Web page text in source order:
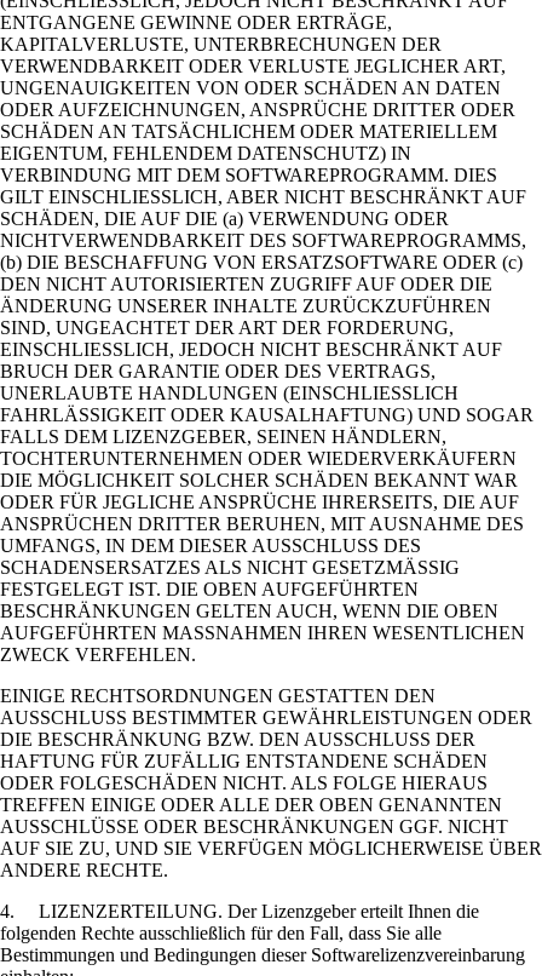
ENTGANGENE GEWINNE ODER ERTRÄGE,
KAPITALVERLUSTE, UNTERBRECHUNGEN DER
VERWENDBARKEIT ODER VERLUSTE JEGLICHER ART,
UNGENAUIGKEITEN VON ODER SCHÄDEN AN DATEN
ODER AUFZEICHNUNGEN, ANSPRÜCHE DRITTER ODER
SCHÄDEN AN TATSÄCHLICHEM ODER MATERIELLEM
EIGENTUM, FEHLENDEM DATENSCHUTZ) IN
VERBINDUNG MIT DEM SOFTWAREPROGRAMM. DIES
GILT EINSCHLIESSLICH, ABER NICHT BESCHRÄNKT AUF
SCHÄDEN, DIE AUF DIE (a) VERWENDUNG ODER
NICHTVERWENDBARKEIT DES SOFTWAREPROGRAMMS,
(b) DIE BESCHAFFUNG VON ERSATZSOFTWARE ODER (c)
DEN NICHT AUTORISIERTEN ZUGRIFF AUF ODER DIE
ÄNDERUNG UNSERER INHALTE ZURÜCKZUFÜHREN
SIND, UNGEACHTET DER ART DER FORDERUNG,
EINSCHLIESSLICH, JEDOCH NICHT BESCHRÄNKT AUF
BRUCH DER GARANTIE ODER DES VERTRAGS,
UNERLAUBTE HANDLUNGEN (EINSCHLIESSLICH
FAHRLÄSSIGKEIT ODER KAUSALHAFTUNG) UND SOGAR
FALLS DEM LIZENZGEBER, SEINEN HÄNDLERN,
TOCHTERUNTERNEHMEN ODER WIEDERVERKÄUFERN
DIE MÖGLICHKEIT SOLCHER SCHÄDEN BEKANNT WAR
ODER FÜR JEGLICHE ANSPRÜCHE IHRERSEITS, DIE AUF
ANSPRÜCHEN DRITTER BERUHEN, MIT AUSNAHME DES
UMFANGS, IN DEM DIESER AUSSCHLUSS DES
SCHADENSERSATZES ALS NICHT GESETZMÄSSIG
FESTGELEGT IST. DIE OBEN AUFGEFÜHRTEN
BESCHRÄNKUNGEN GELTEN AUCH, WENN DIE OBEN
AUFGEFÜHRTEN MASSNAHMEN IHREN WESENTLICHEN
ZWECK VERFEHLEN.
EINIGE RECHTSORDNUNGEN GESTATTEN DEN
AUSSCHLUSS BESTIMMTER GEWÄHRLEISTUNGEN ODER
DIE BESCHRÄNKUNG BZW. DEN AUSSCHLUSS DER
HAFTUNG FÜR ZUFÄLLIG ENTSTANDENE SCHÄDEN
ODER FOLGESCHÄDEN NICHT. ALS FOLGE HIERAUS
TREFFEN EINIGE ODER ALLE DER OBEN GENANNTEN
AUSSCHLÜSSE ODER BESCHRÄNKUNGEN GGF. NICHT
AUF SIE ZU, UND SIE VERFÜGEN MÖGLICHERWEISE ÜBER
ANDERE RECHTE.
4. LIZENZERTEILUNG. Der Lizenzgeber erteilt Ihnen die
folgenden Rechte ausschließlich für den Fall, dass Sie alle
Bestimmungen und Bedingungen dieser Softwarelizenzvereinbarung